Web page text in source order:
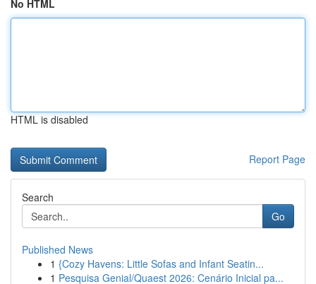
No HTML
HTML is disabled
Report Page
Search
Go
Published News
1 {Cozy Havens: Little Sofas and Infant Seatin...
1 Pesquisa Genial/Quaest 2026: Cenário Inicial pa...